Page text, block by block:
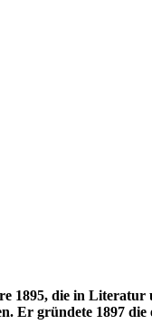
1895, die in
Er gründete 1897